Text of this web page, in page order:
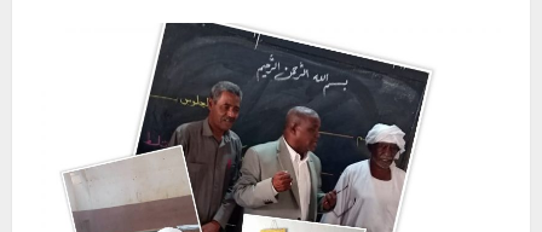
والتعليم
بالولاية
يشهد
الورشة
الافتتاحية
لضباط
الاحصاء
لكل
المراحل
التعليمية
بالولاية